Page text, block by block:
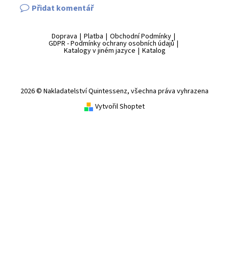
Přidat komentář
Doprava | Platba | Obchodní Podmínky |
GDPR - Podmínky ochrany osobních údajů |
Katalogy v jiném jazyce | Katalog
2026 © Nakladatelství Quintessenz, všechna práva vyhrazena
Vytvořil Shoptet